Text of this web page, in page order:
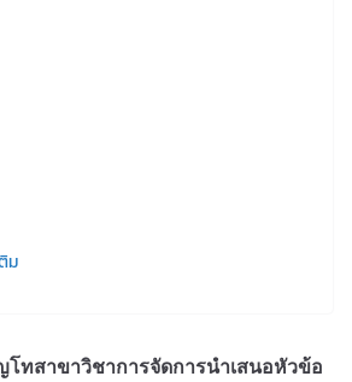
ม
ทสาขาวิชาการจัดการนำเสนอหัวข้อ